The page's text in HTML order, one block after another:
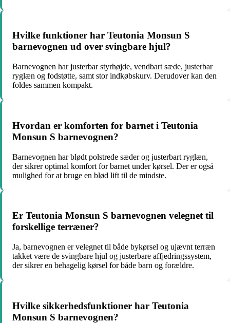
Hvilke funktioner har Teutonia Monsun S
barnevognen ud over svingbare hjul?
Barnevognen har justerbar styrhøjde, vendbart sæde, justerbar
ryglæn og fodstøtte, samt stor indkøbskurv. Derudover kan den
foldes sammen kompakt.
Hvordan er komforten for barnet i Teutonia
Monsun S barnevognen?
Barnevognen har blødt polstrede sæder og justerbart ryglæn,
der sikrer optimal komfort for barnet under kørsel. Der er også
mulighed for at bruge en blød lift til de mindste.
Er Teutonia Monsun S barnevognen velegnet til
forskellige terræner?
Ja, barnevognen er velegnet til både bykørsel og ujævnt terræn
takket være de svingbare hjul og justerbare affjedringssystem,
der sikrer en behagelig kørsel for både barn og forældre.
Hvilke sikkerhedsfunktioner har Teutonia
Monsun S barnevognen?